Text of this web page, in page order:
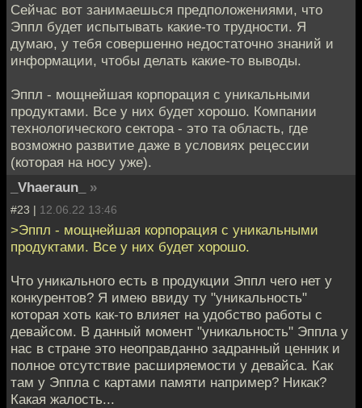
Сейчас вот занимаешься предположениями, что
Эппл будет испытывать какие-то трудности. Я
думаю, у тебя совершенно недостаточно знаний и
информации, чтобы делать какие-то выводы.
Эппл - мощнейшая корпорация с уникальными
продуктами. Все у них будет хорошо. Компании
технологического сектора - это та область, где
возможно развитие даже в условиях рецессии
(которая на носу уже).
_Vhaeraun_
»
#23 | 12.06.22 13:46
>Эппл - мощнейшая корпорация с уникальными
продуктами. Все у них будет хорошо.
Что уникального есть в продукции Эппл чего нет у
конкурентов? Я имею ввиду ту "уникальность"
которая хоть как-то влияет на удобство работы с
девайсом. В данный момент "уникальность" Эппла у
нас в стране это неоправданно задранный ценник и
полное отсутствие расширяемости у девайса. Как
там у Эппла с картами памяти например? Никак?
Какая жалость...